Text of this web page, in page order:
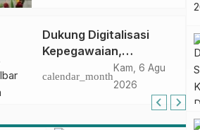
Perjanjian Tugas
Belajar 2026
Dukung Digitalisasi
Kepegawaian,
DPMPTSP Sulbar Siap
Terapkan Aplikasi
calendar_month
Kam, 6 Agu
2026